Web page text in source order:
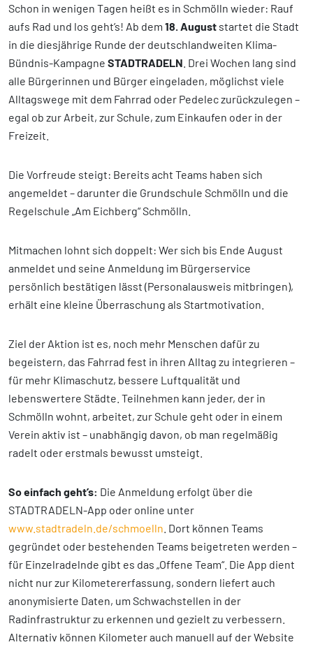
Schon in wenigen Tagen heißt es in Schmölln wieder: Rauf
aufs Rad und los geht’s! Ab dem 18. August startet die Stadt
in die diesjährige Runde der deutschlandweiten Klima-
Bündnis-Kampagne STADTRADELN . Drei Wochen lang sind
alle Bürgerinnen und Bürger eingeladen, möglichst viele
Alltagswege mit dem Fahrrad oder Pedelec zurückzulegen –
egal ob zur Arbeit, zur Schule, zum Einkaufen oder in der
Freizeit.
Die Vorfreude steigt: Bereits acht Teams haben sich
angemeldet – darunter die Grundschule Schmölln und die
Regelschule „Am Eichberg“ Schmölln.
Mitmachen lohnt sich doppelt: Wer sich bis Ende August
anmeldet und seine Anmeldung im Bürgerservice
persönlich bestätigen lässt (Personalausweis mitbringen),
erhält eine kleine Überraschung als Startmotivation.
Ziel der Aktion ist es, noch mehr Menschen dafür zu
begeistern, das Fahrrad fest in ihren Alltag zu integrieren –
für mehr Klimaschutz, bessere Luftqualität und
lebenswertere Städte. Teilnehmen kann jeder, der in
Schmölln wohnt, arbeitet, zur Schule geht oder in einem
Verein aktiv ist – unabhängig davon, ob man regelmäßig
radelt oder erstmals bewusst umsteigt.
So einfach geht’s: Die Anmeldung erfolgt über die
STADTRADELN-App oder online unter
www.stadtradeln.de/schmoelln . Dort können Teams
gegründet oder bestehenden Teams beigetreten werden –
für Einzelradelnde gibt es das „Offene Team“. Die App dient
nicht nur zur Kilometererfassung, sondern liefert auch
anonymisierte Daten, um Schwachstellen in der
Radinfrastruktur zu erkennen und gezielt zu verbessern.
Alternativ können Kilometer auch manuell auf der Website